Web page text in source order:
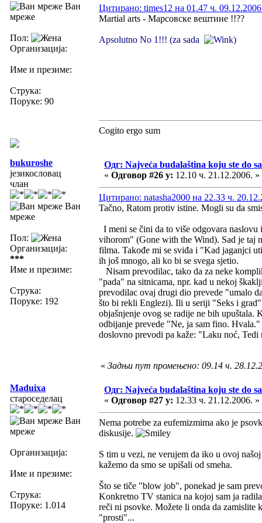
Ван
мреже
Пол:
Организација:
Име и презиме:
Струка:
Поруке: 90
Цитирано: times12 на 01.47 ч.
Martial arts - Марсовске вештине !!??
Apsolutno No 1!!! (za sada )
Cogito ergo sum
bukuroshe
језикословац
члан
Ван
мреже
Пол:
Организација:
***
Име и презиме:
Струка:
Поруке: 192
Одг: Najveća budalaština koju ste do
« Одговор #26 у: 12.10 ч. 21.12.2006. »
Цитирано: natasha2000 на 22.33 ч.
Tačno, Ratom protiv istine. Mogli su da
I meni se čini da to više odgovara
vihorom" (Gone with the Wind). Sad je taj
filma. Takođe mi se sviđa i "Kad jaganjci
ih još mnogo, ali ko bi se svega sjetio.
Nisam prevodilac, tako da za neke
"pada" na sitnicama, npr. kad u nekoj
prevodilac ovaj drugi dio prevede "umalo
što bi rekli Englezi). Ili u seriji "Seks i
objašnjenje ovog se radije ne bih upuštala.
odbijanje prevede "Ne, ja sam fino.
doslovno prevodi pa kaže: "Laku noć,
« Задњи пут промењено: 09.14 ч.
Maduixa
староседелац
Ван
мреже
Организација:
Име и презиме:
Струка:
Поруке: 1.014
Одг: Najveća budalaština koju ste do
« Одговор #27 у: 12.33 ч. 21.12.2006. »
Nema potrebe za eufemizmima ako je
diskusije.
S tim u vezi, ne verujem da iko u ovoj
kažemo da smo se upišali od smeha.
Što se tiče "blow job", ponekad je sam
Konkretno TV stanica na kojoj sam ja
reči ni psovke. Možete li onda da zamislite
"prosti"...